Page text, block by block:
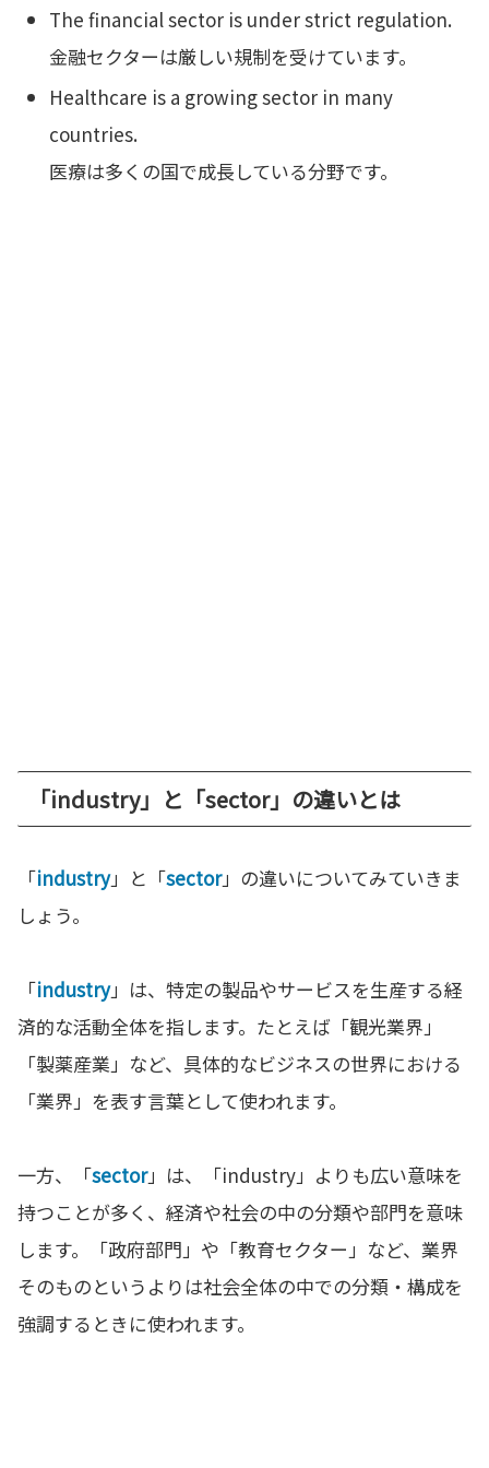
The financial sector is under strict regulation.
金融セクターは厳しい規制を受けています。
Healthcare is a growing sector in many
countries.
医療は多くの国で成長している分野です。
「industry」と「sector」の違いとは
「industry」と「sector」の違いについてみていきま
しょう。
「industry」は、特定の製品やサービスを生産する経
済的な活動全体を指します。たとえば「観光業界」
「製薬産業」など、具体的なビジネスの世界における
「業界」を表す言葉として使われます。
一方、「sector」は、「industry」よりも広い意味を
持つことが多く、経済や社会の中の分類や部門を意味
します。「政府部門」や「教育セクター」など、業界
そのものというよりは社会全体の中での分類・構成を
強調するときに使われます。